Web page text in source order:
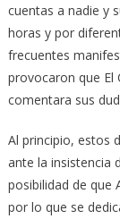
cuentas a nadie y
horas y por
frecuentes
provocaron que El
comentara sus
Al principio, estos
ante la insistencia
posibilidad de que
por lo que se